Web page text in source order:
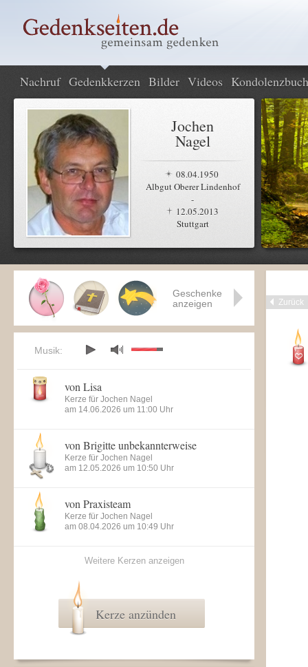
Nachruf Gedenkkerzen Bilder Videos Kondolenzbuch
Jochen
Nagel
08.04.1950
Albgut Oberer Lindenhof
-
12.05.2013
Stuttgart
Zurück
Geschenke
anzeigen
Musik:
von Lisa
Kerze für Jochen Nagel
am 14.06.2026 um 11:00 Uhr
von Brigitte unbekannterweise
Kerze für Jochen Nagel
am 12.05.2026 um 10:50 Uhr
von Praxisteam
Kerze für Jochen Nagel
am 08.04.2026 um 10:49 Uhr
Weitere Kerzen anzeigen
Kerze anzünden